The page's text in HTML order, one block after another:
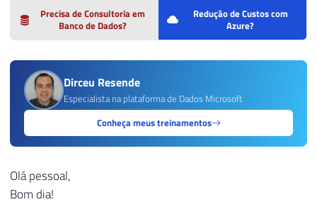
Precisa de Consultoria em
Banco de Dados?
Redução de Custos com
Azure?
Dirceu Resende
Especialista na plataforma de Dados Microsoft
Conheça meus treinamentos
Olá pessoal,
Bom dia!